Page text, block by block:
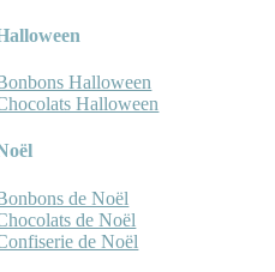
Halloween
Halloween
de Noël
de Noël
de Noël